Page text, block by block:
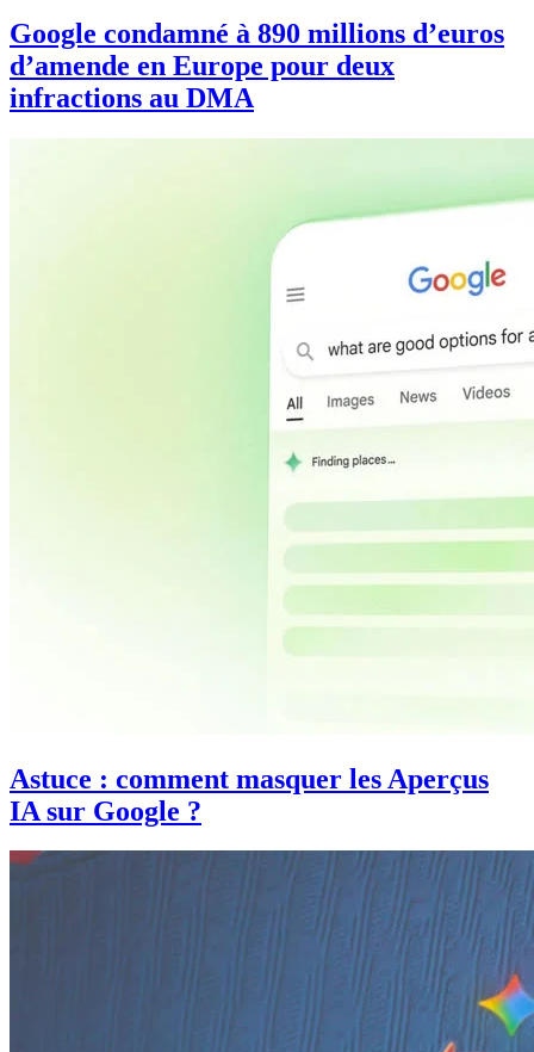
Google condamné à 890 millions d’euros
d’amende en Europe pour deux
infractions au DMA
Astuce : comment masquer les Aperçus
IA sur Google ?